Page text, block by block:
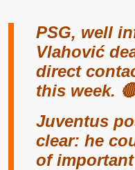
PSG, well
Vlahović
direct
this week.
Juventus
clear: he
of